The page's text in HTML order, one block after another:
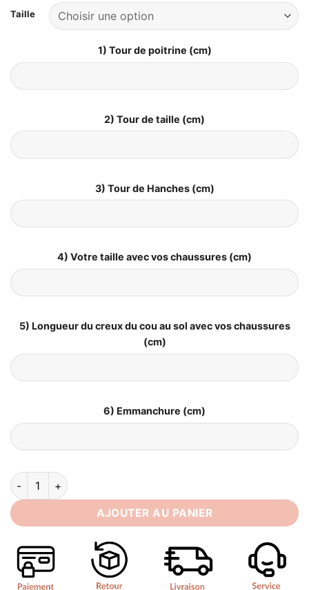
Taille
1) Tour de poitrine (cm)
2) Tour de taille (cm)
3) Tour de Hanches (cm)
4) Votre taille avec vos chaussures (cm)
5) Longueur du creux du cou au sol avec vos chaussures
(cm)
6) Emmanchure (cm)
quantité de Robe de Mariée Ivoire Bohème
AJOUTER AU PANIER